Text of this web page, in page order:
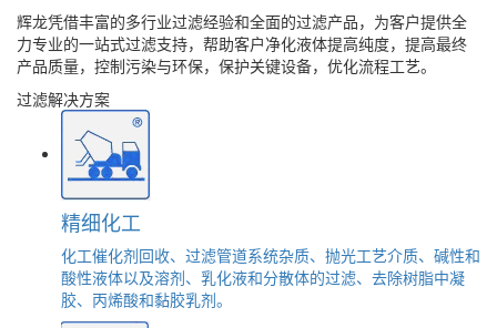
辉龙凭借丰富的多行业过滤经验和全面的过滤产品，为客户提供全
力专业的一站式过滤支持，帮助客户净化液体提高纯度，提高最终
产品质量，控制污染与环保，保护关键设备，优化流程工艺。
过滤解决方案
精细化工
化工催化剂回收、过滤管道系统杂质、抛光工艺介质、碱性和
酸性液体以及溶剂、乳化液和分散体的过滤、去除树脂中凝
胶、丙烯酸和黏胶乳剂。